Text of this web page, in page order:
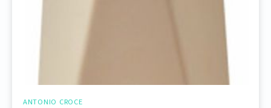
ANTONIO CROCE